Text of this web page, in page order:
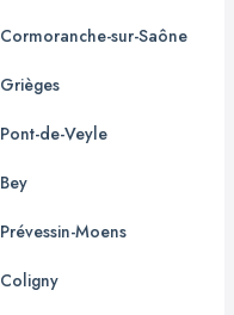
Cormoranche-sur-Saône
Grièges
Pont-de-Veyle
Bey
Prévessin-Moens
Coligny